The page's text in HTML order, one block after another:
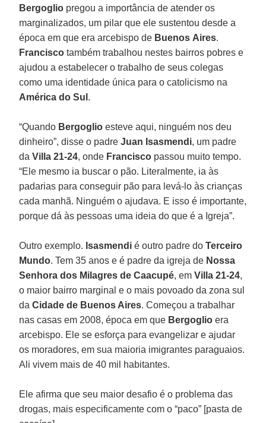
Bergoglio pregou a importância de atender os
marginalizados, um pilar que ele sustentou desde a
época em que era arcebispo de Buenos Aires.
Francisco também trabalhou nestes bairros pobres e
ajudou a estabelecer o trabalho de seus colegas
como uma identidade única para o catolicismo na
América do Sul .
“Quando Bergoglio esteve aqui, ninguém nos deu
dinheiro”, disse o padreJuan Isasmendi, um padre
daVilla 21-24, onde Francisco passou muito tempo.
“Ele mesmo ia buscar o pão. Literalmente, ia às
padarias para conseguir pão para levá-lo às crianças
cada manhã. Ninguém o ajudava. E isso é importante,
porque dá às pessoas uma ideia do que é a Igreja”.
Outro exemplo. Isasmendi é outro padre doTerceiro
Mundo. Tem 35 anos e é padre da igreja de Nossa
Senhora dos Milagres de Caacupé, emVilla 21-24,
o maior bairro marginal e o mais povoado da zona sul
daCidade de Buenos Aires. Começou a trabalhar
nas casas em 2008, época em que Bergoglio era
arcebispo. Ele se esforça para evangelizar e ajudar
os moradores, em sua maioria imigrantes paraguaios.
Ali vivem mais de 40 mil habitantes.
Ele afirma que seu maior desafio é o problema das
drogas, mais especificamente com o “paco” [pasta de